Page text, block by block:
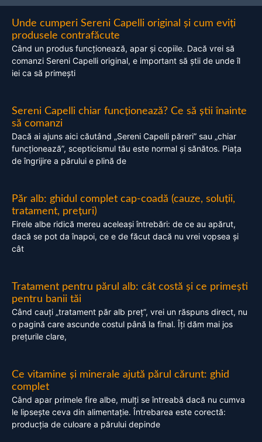
Unde cumperi Sereni Capelli original și cum eviți
produsele contrafăcute
Când un produs funcționează, apar și copiile. Dacă vrei să
comanzi Sereni Capelli original, e important să știi de unde îl
iei ca să primești
Sereni Capelli chiar funcționează? Ce să știi înainte
să comanzi
Dacă ai ajuns aici căutând „Sereni Capelli păreri” sau „chiar
funcționează”, scepticismul tău este normal și sănătos. Piața
de îngrijire a părului e plină de
Păr alb: ghidul complet cap-coadă (cauze, soluții,
tratament, prețuri)
Firele albe ridică mereu aceleași întrebări: de ce au apărut,
dacă se pot da înapoi, ce e de făcut dacă nu vrei vopsea și
cât
Tratament pentru părul alb: cât costă și ce primești
pentru banii tăi
Când cauți „tratament păr alb preț”, vrei un răspuns direct, nu
o pagină care ascunde costul până la final. Îți dăm mai jos
prețurile clare,
Ce vitamine și minerale ajută părul cărunt: ghid
complet
Când apar primele fire albe, mulți se întreabă dacă nu cumva
le lipsește ceva din alimentație. Întrebarea este corectă:
producția de culoare a părului depinde